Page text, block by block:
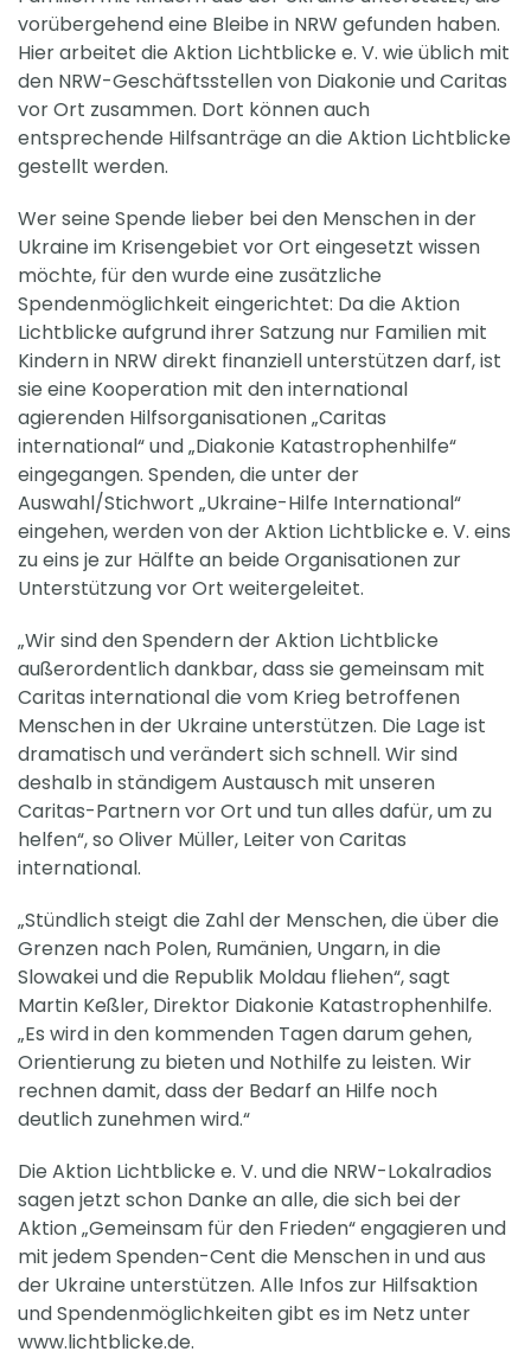
vorübergehend eine Bleibe in NRW gefunden haben.
Hier arbeitet die Aktion Lichtblicke e. V. wie üblich mit
den NRW-Geschäftsstellen von Diakonie und Caritas
vor Ort zusammen. Dort können auch
entsprechende Hilfsanträge an die Aktion Lichtblicke
gestellt werden.
Wer seine Spende lieber bei den Menschen in der
Ukraine im Krisengebiet vor Ort eingesetzt wissen
möchte, für den wurde eine zusätzliche
Spendenmöglichkeit eingerichtet: Da die Aktion
Lichtblicke aufgrund ihrer Satzung nur Familien mit
Kindern in NRW direkt finanziell unterstützen darf, ist
sie eine Kooperation mit den international
agierenden Hilfsorganisationen „Caritas
international“ und „Diakonie Katastrophenhilfe“
eingegangen. Spenden, die unter der
Auswahl/Stichwort „Ukraine-Hilfe International“
eingehen, werden von der Aktion Lichtblicke e. V. eins
zu eins je zur Hälfte an beide Organisationen zur
Unterstützung vor Ort weitergeleitet.
„Wir sind den Spendern der Aktion Lichtblicke
außerordentlich dankbar, dass sie gemeinsam mit
Caritas international die vom Krieg betroffenen
Menschen in der Ukraine unterstützen. Die Lage ist
dramatisch und verändert sich schnell. Wir sind
deshalb in ständigem Austausch mit unseren
Caritas-Partnern vor Ort und tun alles dafür, um zu
helfen“, so Oliver Müller, Leiter von Caritas
international.
„Stündlich steigt die Zahl der Menschen, die über die
Grenzen nach Polen, Rumänien, Ungarn, in die
Slowakei und die Republik Moldau fliehen“, sagt
Martin Keßler, Direktor Diakonie Katastrophenhilfe.
„Es wird in den kommenden Tagen darum gehen,
Orientierung zu bieten und Nothilfe zu leisten. Wir
rechnen damit, dass der Bedarf an Hilfe noch
deutlich zunehmen wird.“
Die Aktion Lichtblicke e. V. und die NRW-Lokalradios
sagen jetzt schon Danke an alle, die sich bei der
Aktion „Gemeinsam für den Frieden“ engagieren und
mit jedem Spenden-Cent die Menschen in und aus
der Ukraine unterstützen. Alle Infos zur Hilfsaktion
und Spendenmöglichkeiten gibt es im Netz unter
www.lichtblicke.de.